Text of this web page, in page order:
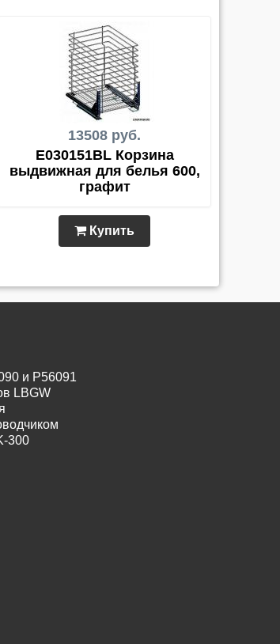
13508 руб.
E030151BL Корзина
выдвижная для белья 600,
графит
Купить
и P56091
LBGW
300